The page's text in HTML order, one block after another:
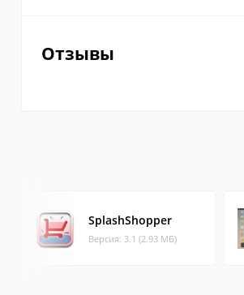
Отзывы
SplashShopper
Версия: 3.1 (2.93 МБ)